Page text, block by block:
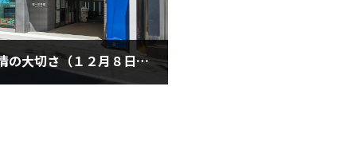
食事と愛情の大切さ（１２月８日水曜日）